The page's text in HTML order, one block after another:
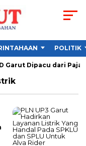
POLITIK
Garut Dipacu dari